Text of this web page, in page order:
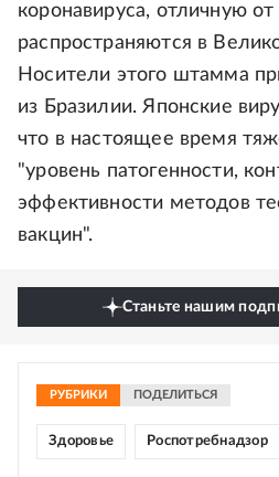
коронавируса, отличную от
распространяются в
Носители этого штамма
из Бразилии. Японские
что в настоящее время
"уровень патогенности,
эффективности методов
вакцин".
Станьте нашим
РУБРИКИ ПОДЕЛИТЬСЯ
Здоровье Роспотребнадзор